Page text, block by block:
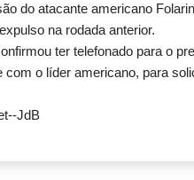
do atacante americano
na rodada anterior.
ter telefonado para o
com o líder americano, para
JdB